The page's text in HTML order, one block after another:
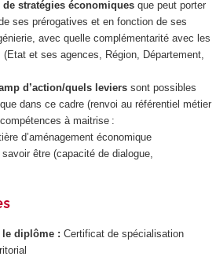
stratégies économiquesque peut porter
ses prérogatives et en fonction de ses
avec quelle complémentarité avec les
et ses agences, Région, Département,
d’action/quels levierssont possibles
dans ce cadre (renvoi au référentiel métier
à maitrise :
d’aménagement économique
être (capacité de dialogue,
diplôme : Certificat de spécialisation